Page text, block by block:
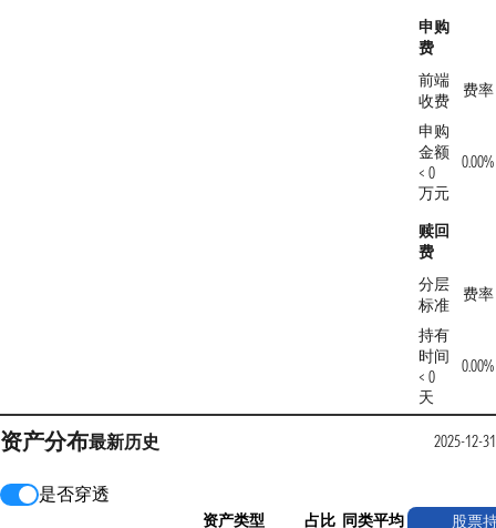
申购
费
前端
收费
费率
申购
金额
< 0
万元
0.00%
赎回
费
分层
标准
费率
持有
时间
< 0
天
0.00%
资产分布最新历史 2025-12-31
是否穿透
资产类型 占比 同类平均
股票